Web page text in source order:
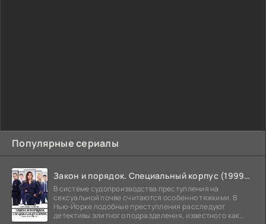
Популярные сериалы
Закон и порядок. Специальный корпус (1999-2026)
В системе судопроизводства преступления на
сексуальной почве считаются особенно тяжкими. В
Нью-Йорке подобные преступления расследуют
детективы элитного подразделения, известного как